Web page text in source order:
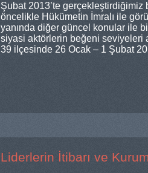
Şubat 2013’te gerçekleştirdiğimiz
öncelikle Hükümetin İmralı ile
yanında diğer güncel konular ile
siyasi aktörlerin beğeni seviyeleri
39 ilçesinde 26 Ocak – 1 Şubat
Liderlerin İtibarı ve